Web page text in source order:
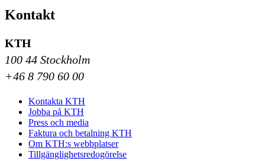
Kontakt
KTH
100 44 Stockholm
+46 8 790 60 00
Kontakta KTH
Jobba på KTH
Press och media
Faktura och betalning KTH
Om KTH:s webbplatser
Tillgänglighetsredogörelse